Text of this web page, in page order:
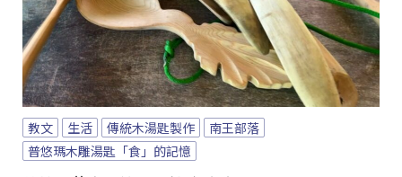
教文 生活 傳統木湯匙製作
南王部落
普悠瑪木雕湯匙「食」的記憶